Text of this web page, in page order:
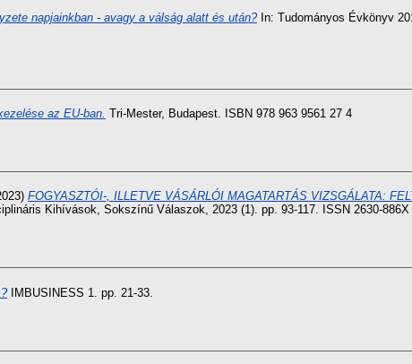
napjainkban - avagy a válság alatt és után?In: Tudományos Évkönyv
az EU-ban. Tri-Mester, Budapest. ISBN 978 963 9561 27 4
FOGYASZTÓI-, ILLETVE VÁSÁRLÓI MAGATARTÁS VIZSGÁLATA:
Kihívások, Sokszínű Válaszok, 2023 (1). pp. 93-117. ISSN 2630-886X
IMBUSINESS 1. pp. 21-33.